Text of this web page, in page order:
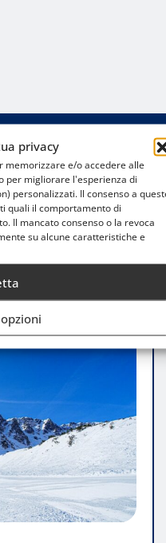
privacy
memorizzare e/o accedere alle
per migliorare l'esperienza di
personalizzati. Il consenso a
quali il comportamento di
Il mancato consenso o la revoca
su alcune caratteristiche e
panoramica vicino a